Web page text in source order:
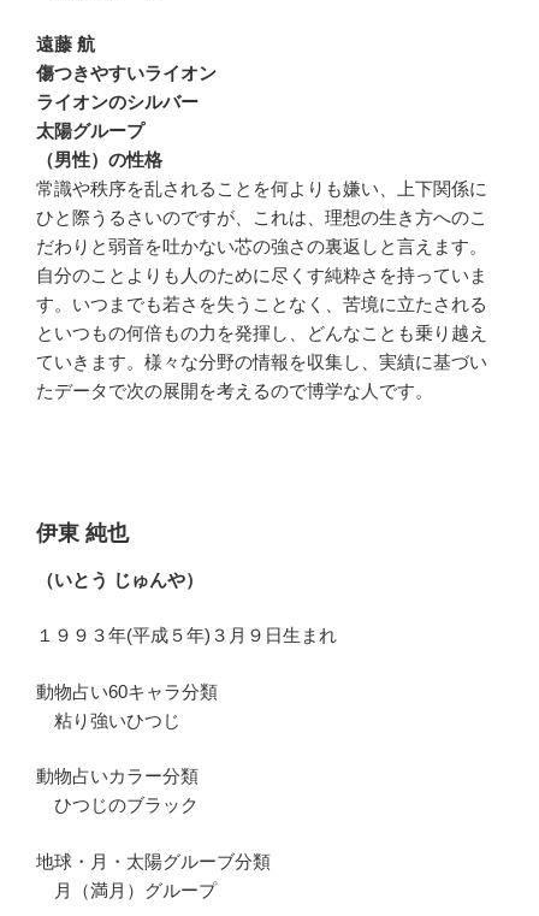
遠藤 航
傷つきやすいライオン
ライオンのシルバー
太陽グループ
（男性）の性格
常識や秩序を乱されることを何よりも嫌い、上下関係に
ひと際うるさいのですが、これは、理想の生き方へのこ
だわりと弱音を吐かない芯の強さの裏返しと言えます。
自分のことよりも人のために尽くす純粋さを持っていま
す。いつまでも若さを失うことなく、苦境に立たされる
といつもの何倍もの力を発揮し、どんなことも乗り越え
ていきます。様々な分野の情報を収集し、実績に基づい
たデータで次の展開を考えるので博学な人です。
伊東 純也
（いとう じゅんや）
１９９３年(平成５年)３月９日生まれ
動物占い60キャラ分類
粘り強いひつじ
動物占いカラー分類
ひつじのブラック
地球・月・太陽グルーブ分類
月（満月）グループ